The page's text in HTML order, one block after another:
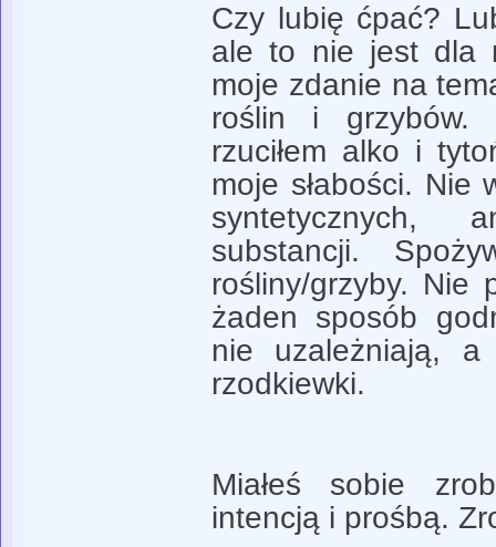
Czy lubię ćpać?
ale to nie jest dla
moje zdanie na
roślin i grzybów.
rzuciłem alko i
moje słabości. Nie
syntetycznych,
substancji.
rośliny/grzyby. Nie
żaden sposób
nie uzależniają,
rzodkiewki.
Miałeś sobie
intencją i prośbą.